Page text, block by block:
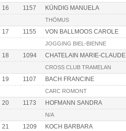
16 1157 KÜNDIG MANUELA
THÖMUS
17 1155 VON BALLMOOS CAROLE
JOGGING BIEL-BIENNE
18 1094 CHATELAIN MARIE-CLAUDE
CROSS CLUB TRAMELAN
19 1107 BACH FRANCINE
CARC ROMONT
20 1173 HOFMANN SANDRA
N/A
21 1209 KOCH BARBARA